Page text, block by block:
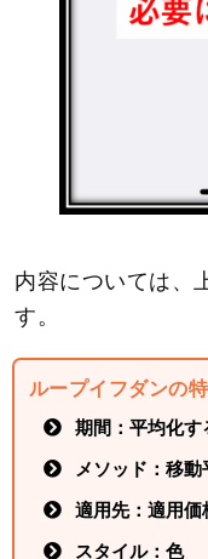
内容については、
す。
ループイフダンの
期間：平均化す
メソッド：移
適用先：適用価
スタイル：色